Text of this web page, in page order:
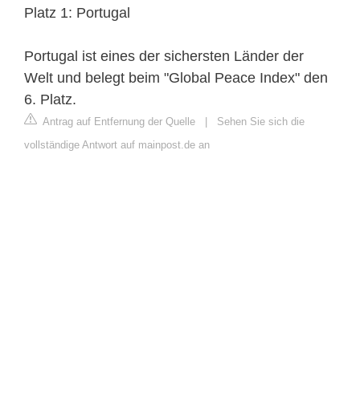
Platz 1: Portugal
Portugal ist eines der sichersten Länder der
Welt und belegt beim "Global Peace Index" den
6. Platz.
Antrag auf Entfernung der Quelle | Sehen Sie sich die
vollständige Antwort auf mainpost.de an